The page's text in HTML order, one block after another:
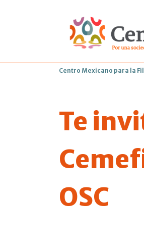
Centro Mexicano para la
Te
OSC